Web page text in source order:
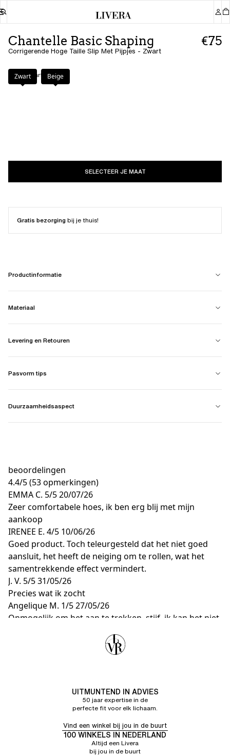
Chantelle Basic Shaping
Corrigerende Hoge Taille Slip Met Pijpjes - Zwart
€75
Kleur: Zwart
Zwart Beige
SELECTEER JE MAAT
Gratis bezorgingbij je thuis!
Productinformatie
Materiaal
Levering en Retouren
Pasvorm tips
Duurzaamheidsaspect
beoordelingen
4.4/5(53 opmerkingen)
EMMA C. 5/520/07/26
Zeer comfortabele hoes, ik ben erg blij met mijn
aankoop
IRENEE E. 4/5 10/06/26
Goed product. Toch teleurgesteld dat het niet goed
aansluit, het heeft de neiging om te rollen, wat het
samentrekkende effect vermindert.
J. V. 5/531/05/26
Precies wat ik zocht
Angelique M. 1/527/05/26
Onmogelijk om het aan te trekken, stijf, ik kan het niet
maat 44. Nog teleurgesteld omdat ik weet hoeveel het
kost en ik heb al andere Chantelle-artikelen die perfect
Deze panty drukt goed op de buik
UITMUNTEND IN ADVIES
50 jaar expertise in de
perfecte fit voor elk lichaam.
Vind een winkel bij jou in de buurt
100 WINKELS IN NEDERLAND
Altijd een Livera
bij jou in de buurt